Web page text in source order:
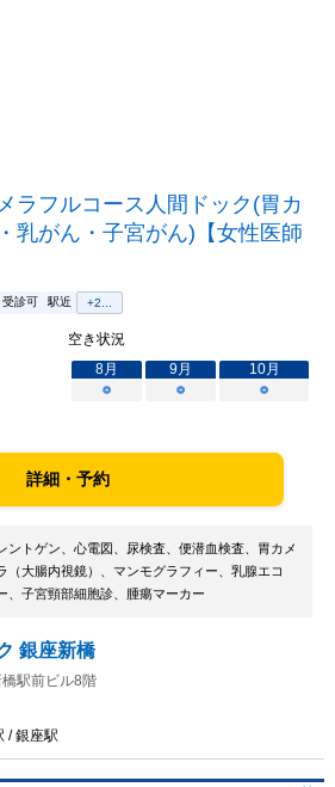
ラフルコース人間ドック(胃カ
乳がん・子宮がん)【女性医師
診可 駅近 +2...
空き状況
8月 9月 10月
○
○ ○
詳細・予約
ントゲン、心電図、尿検査、便潜血検査、胃カメ
（大腸内視鏡）、マンモグラフィー、乳腺エコ
、子宮頸部細胞診、腫瘍マーカー
銀座新橋
駅前ビル8階
/ 銀座駅